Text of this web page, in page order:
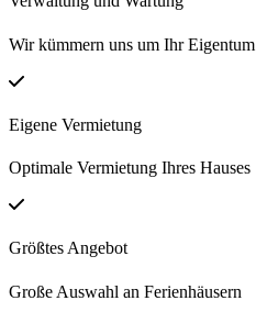
Wir kümmern uns um Ihr Eigentum
Eigene Vermietung
Optimale Vermietung Ihres Hauses
Größtes Angebot
Große Auswahl an Ferienhäusern